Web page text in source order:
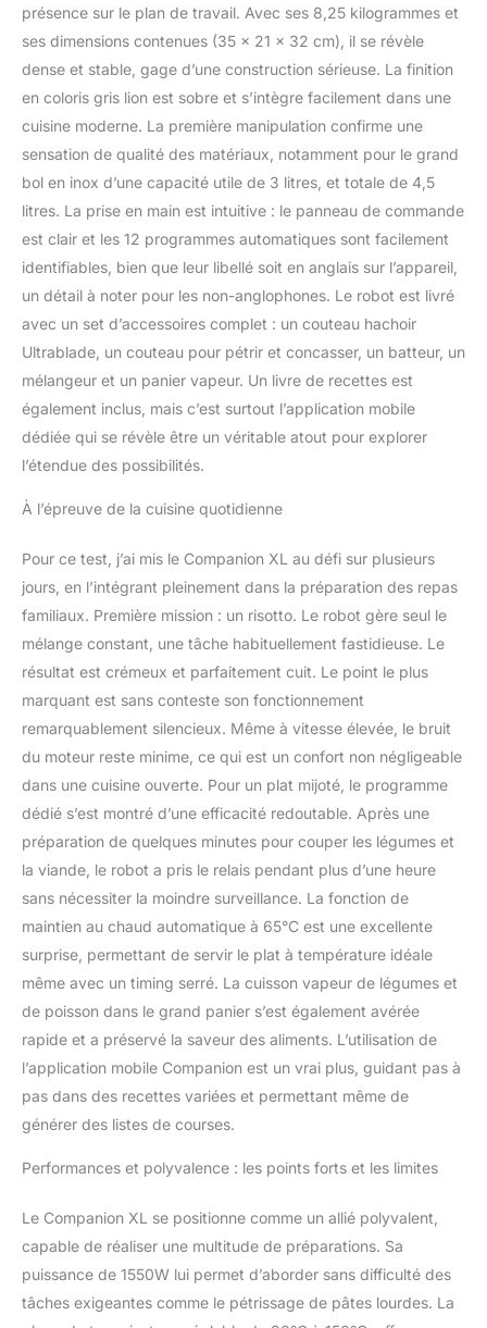
capacité utile de 3 L
(capacité totale de 4,5 L)
température de 30°C à
150°C pour saisir et
rissoler vos ingrédients
ACCESSOIRES INCLUS
couteau hachoir,
pétrin/concasseur,
batteur, mélangeur,
panier vapeur
Réparabilité 15 ans,
Garantie 2 ans, Fabriqué
en France CUISSON
COUVERCLE OUVERT
pour un dorage optimal
de vos ingrédients
SECURISE système de
sécurité dans le
espagne, n'est pas
présence sur le plan de travail. Avec ses 8,25 kilogrammes et
ses dimensions contenues (35 x 21 x 32 cm), il se révèle
dense et stable, gage d’une construction sérieuse. La finition
en coloris gris lion est sobre et s’intègre facilement dans une
cuisine moderne. La première manipulation confirme une
sensation de qualité des matériaux, notamment pour le grand
bol en inox d’une capacité utile de 3 litres, et totale de 4,5
litres. La prise en main est intuitive : le panneau de commande
est clair et les 12 programmes automatiques sont facilement
identifiables, bien que leur libellé soit en anglais sur l’appareil,
un détail à noter pour les non-anglophones. Le robot est livré
avec un set d’accessoires complet : un couteau hachoir
Ultrablade, un couteau pour pétrir et concasser, un batteur, un
mélangeur et un panier vapeur. Un livre de recettes est
également inclus, mais c’est surtout l’application mobile
dédiée qui se révèle être un véritable atout pour explorer
l’étendue des possibilités.
À l’épreuve de la cuisine quotidienne
Pour ce test, j’ai mis le Companion XL au défi sur plusieurs
jours, en l’intégrant pleinement dans la préparation des repas
familiaux. Première mission : un risotto. Le robot gère seul le
mélange constant, une tâche habituellement fastidieuse. Le
résultat est crémeux et parfaitement cuit. Le point le plus
marquant est sans conteste son fonctionnement
remarquablement silencieux. Même à vitesse élevée, le bruit
du moteur reste minime, ce qui est un confort non négligeable
dans une cuisine ouverte. Pour un plat mijoté, le programme
dédié s’est montré d’une efficacité redoutable. Après une
préparation de quelques minutes pour couper les légumes et
la viande, le robot a pris le relais pendant plus d’une heure
sans nécessiter la moindre surveillance. La fonction de
maintien au chaud automatique à 65°C est une excellente
surprise, permettant de servir le plat à température idéale
même avec un timing serré. La cuisson vapeur de légumes et
de poisson dans le grand panier s’est également avérée
rapide et a préservé la saveur des aliments. L’utilisation de
l’application mobile Companion est un vrai plus, guidant pas à
pas dans des recettes variées et permettant même de
générer des listes de courses.
Performances et polyvalence : les points forts et les limites
Le Companion XL se positionne comme un allié polyvalent,
capable de réaliser une multitude de préparations. Sa
puissance de 1550W lui permet d’aborder sans difficulté des
tâches exigeantes comme le pétrissage de pâtes lourdes. La